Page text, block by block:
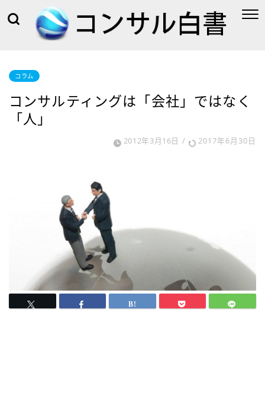
コラム
コンサルティングは「会社」ではなく
「人」
2012年3月16日 / 2017年6月30日